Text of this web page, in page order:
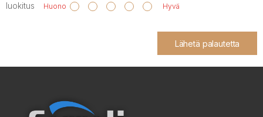
luokitus Huono Hyvä
Lähetä palautetta